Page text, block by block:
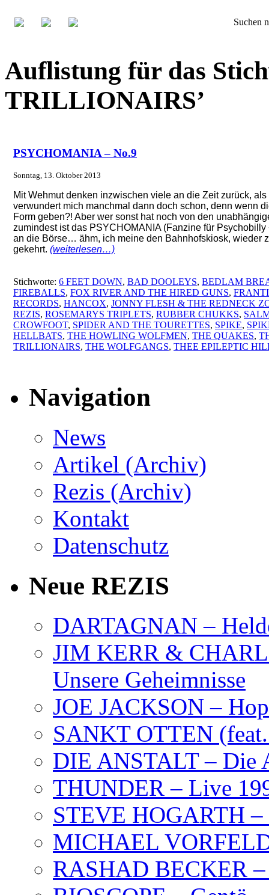
Suchen
Auflistung für das
TRILLIONAIRS’
PSYCHOMANIA – No.9
Sonntag, 13. Oktober 2013
Mit Wehmut denken inzwischen viele an die Zeit zurück,
verwundert mich manchmal dann doch schon, denn wenn
Form geben?! Aber wer sonst hat noch von den
zumindest ist das PSYCHOMANIA (Fanzine für
an die Börse… ähm, ich meine den Bahnhofskiosk, wieder
gekehrt. (weiterlesen…)
Stichworte: 6 FEET DOWN, BAD DOOLEYS, BEDLAM
FIREBALLS, FOX RIVER AND THE HIRED GUNS,
RECORDS, HANCOX, JONNY FLESH & THE REDNECK
REZIS, ROSEMARYS TRIPLETS, RUBBER CHUKKS,
CROWFOOT, SPIDER AND THE TOURETTES, SPIKE,
HELLBATS, THE HOWLING WOLFMEN, THE QUAKES,
TRILLIONAIRS, THE WOLFGANGS, THEE EPILEPTIC
Navigation
News
Artikel (Archiv)
Rezis (Archiv)
Kontakt
Datenschutz
Neue REZIS
DARTAGNAN –
JIM KERR &
Unsere Geheimnisse
JOE JACKSON –
SANKT OTTEN
DIE ANSTALT – Die
THUNDER – Live
STEVE HOGARTH –
MICHAEL
RASHAD BECKER